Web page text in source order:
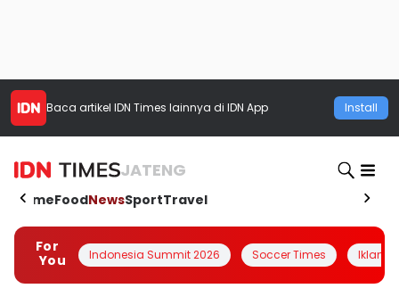
Baca artikel IDN Times lainnya di IDN App Install
JATENG
HomeFoodNewsSportTravel
For
You
Indonesia Summit 2026 Soccer Times Iklanin